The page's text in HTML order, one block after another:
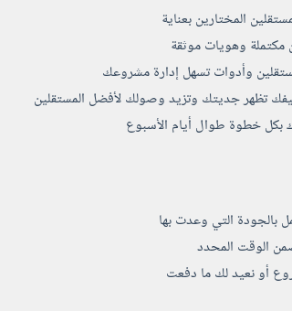
المختارين بعناية
وهويات موثقة
وأدوات تسهل إدارة مشروعك
تظهر جديتك وتزيد وصولك لأفضل المستقلين
خطوة طوال أيام الأسبوع
بالجودة التي وعدت بها
الوقت المحدد
أو نعيد لك ما دفعت